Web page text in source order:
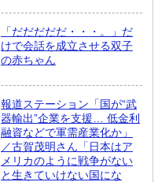
「だだだだだ・・・。」だ
けで会話を成立させる双子
の赤ちゃん
報道ステーション「国が“武
器輸出”企業を支援… 低金利
融資などで軍需産業化か」
／古賀茂明さん「日本はア
メリカのように戦争がない
と生きていけない国にな